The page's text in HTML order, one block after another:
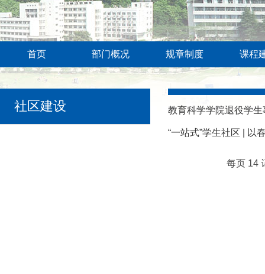
首页 部门概况 规章制度 课程
社区建设 教育科学学院退役学
“一站式”学生社区 | 以
每页 14